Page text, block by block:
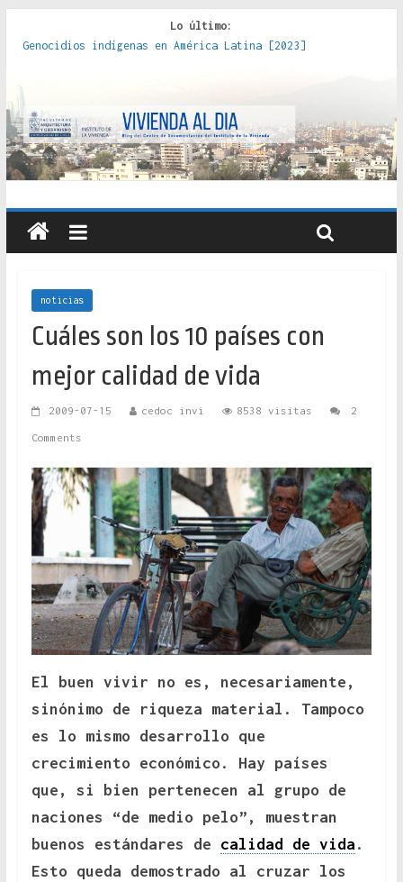
Lo último:
Genocidios indígenas en América Latina [2023]
políticas, prácticas y representaciones [2022]
crítica de las fronteras latinoamericanas [2020]
Criterios técnicos para una vivienda adecuada [2019]
Red de consultorios de la Caja del Seguro Obrero en
Santiago : un patrimonio emblemático [2014]
noticias
Cuáles son los 10 países con
mejor calidad de vida
2009-07-15 cedoc invi 8538 visitas 2
Comments
El buen vivir no es, necesariamente,
sinónimo de riqueza material. Tampoco
es lo mismo desarrollo que
crecimiento económico. Hay países
que, si bien pertenecen al grupo de
naciones “de medio pelo”, muestran
buenos estándares de calidad de vida .
Esto queda demostrado al cruzar los